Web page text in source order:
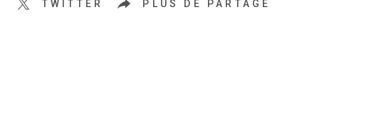
TWITTER PLUS DE PARTAGE